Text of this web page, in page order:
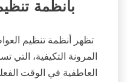
بأنظمة
تظهر أنظمة تنظيم
المرونة التكيفية، التي
العاطفية في الوقت